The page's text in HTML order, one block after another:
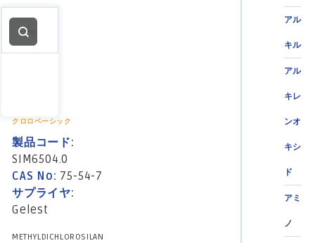
アル
キル
アル
キレ
ンオ
キシ
ド
アミ
ノ
クロロベーシック
製品コード:
SIM6504.0
CAS No: 75-54-7
サプライヤ:
Gelest
METHYLDICHLOROSILAN